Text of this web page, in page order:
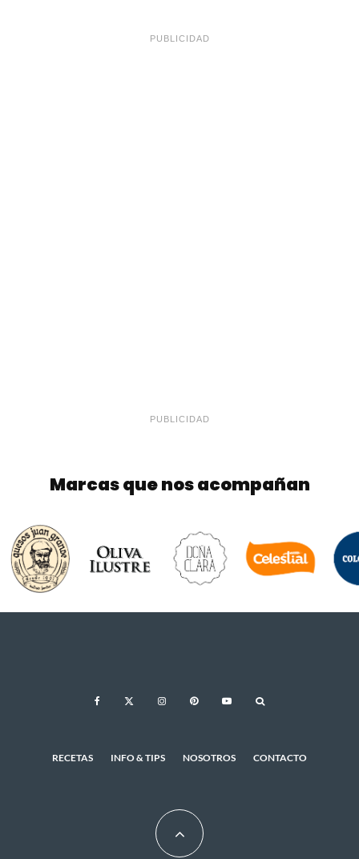
PUBLICIDAD
PUBLICIDAD
Marcas que nos acompañan
RECETAS INFO & TIPS NOSOTROS CONTACTO